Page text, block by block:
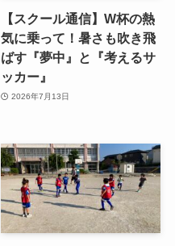
【スクール通信】W杯の熱
気に乗って！暑さも吹き飛
ばす『夢中』と『考えるサ
ッカー』
2026年7月13日